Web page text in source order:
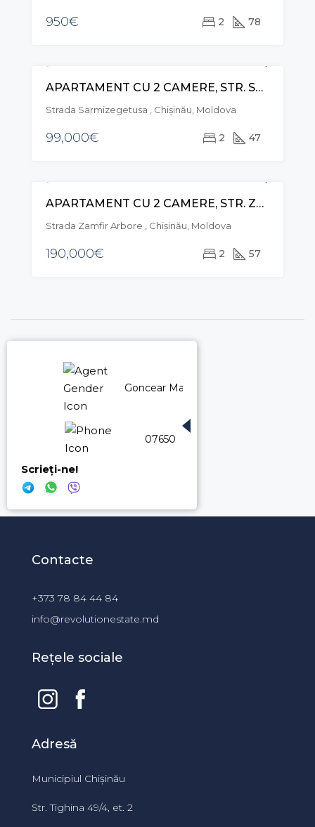
950€ 2 78
VÂNZARE
APARTAMENT CU 2 CAMERE, STR. SARMIZEGETUSA , BOTANICA
Strada Sarmizegetusa , Chișinău, Moldova
99,000€ 2 47
VÂNZAREAPARTAMENT CU 2 CAMERE, STR. ZAMFIR ARBORE, CENTRU
Strada Zamfir Arbore , Chișinău, Moldova
190,000€ 2 57
Goncear Marina
076500449
Scrieți-ne!
Contacte
+373 78 84 44 84
info@revolutionestate.md
Rețele sociale
Adresă
Municipiul Chișinău
Str. Tighina 49/4, et. 2